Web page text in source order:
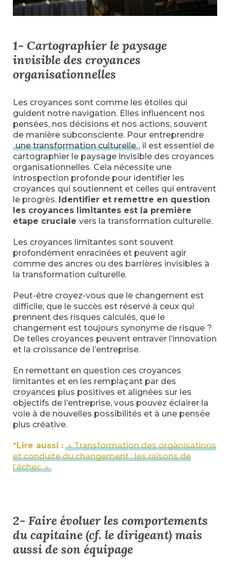
1- Cartographier le paysage
invisible des croyances
organisationnelles
Les croyances sont comme les étoiles qui
guident notre navigation. Elles influencent nos
pensées, nos décisions et nos actions, souvent
de manière subconsciente. Pour entreprendre
une transformation culturelle , il est essentiel de
cartographier le paysage invisible des croyances
organisationnelles. Cela nécessite une
introspection profonde pour identifier les
croyances qui soutiennent et celles qui entravent
le progrès. Identifier et remettre en question
les croyances limitantes est la première
étape cruciale vers la transformation culturelle.
Les croyances limitantes sont souvent
profondément enracinées et peuvent agir
comme des ancres ou des barrières invisibles à
la transformation culturelle.
Peut-être croyez-vous que le changement est
difficile, que le succès est réservé à ceux qui
prennent des risques calculés, que le
changement est toujours synonyme de risque ?
De telles croyances peuvent entraver l’innovation
et la croissance de l’entreprise.
En remettant en question ces croyances
limitantes et en les remplaçant par des
croyances plus positives et alignées sur les
objectifs de l’entreprise, vous pouvez éclairer la
voie à de nouvelles possibilités et à une pensée
plus créative.
*Lire aussi : « Transformation des organisations
et conduite du changement : les raisons de
l’échec. »
2- Faire évoluer les comportements
du capitaine (cf. le dirigeant) mais
aussi de son équipage